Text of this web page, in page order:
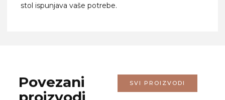
stol ispunjava vaše potrebe.
Povezani
SVI PROIZVODI